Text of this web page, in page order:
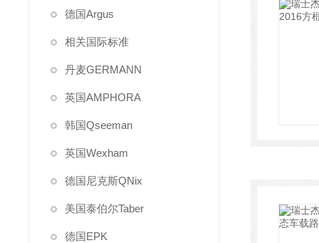
德国Argus
相关国际标准
丹麦GERMANN
英国AMPHORA
韩国Qseeman
英国Wexham
德国尼克斯QNix
美国泰伯尔Taber
德国EPK